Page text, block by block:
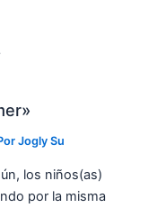
Jogly Su
los niños(as)
por la misma